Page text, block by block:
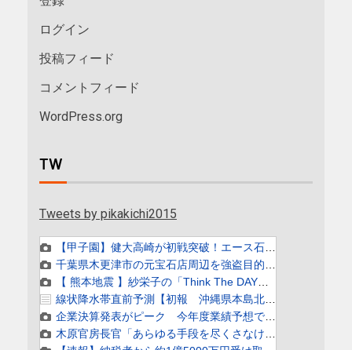
ログイン
投稿フィード
コメントフィード
WordPress.org
TW
Tweets by pikakichi2015